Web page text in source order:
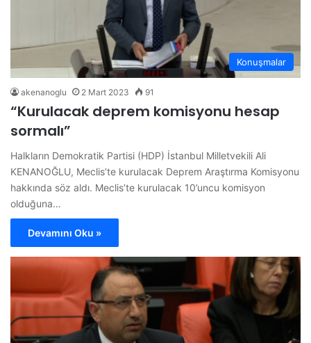
Konuşmalar
akenanoglu 2 Mart 2023 91
“Kurulacak deprem komisyonu hesap
sormalı”
Halkların Demokratik Partisi (HDP) İstanbul Milletvekili Ali
KENANOĞLU, Meclis’te kurulacak Deprem Araştırma Komisyonu
hakkında söz aldı. Meclis’te kurulacak 10’uncu komisyon
olduğuna…
Devamını Oku »